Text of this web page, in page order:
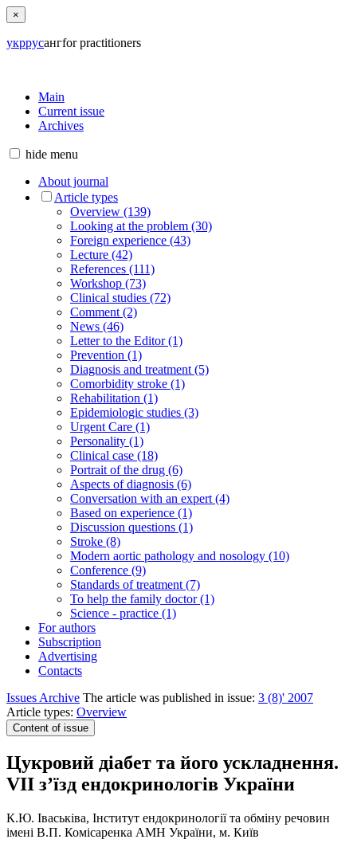
×
укррусангfor practitioners
Main
Current issue
Archives
hide menu
About journal
Article types
Overview (139)
Looking at the problem (30)
Foreign experience (43)
Lecture (42)
References (111)
Workshop (73)
Clinical studies (72)
Comment (2)
News (46)
Letter to the Editor (1)
Prevention (1)
Diagnosis and treatment (5)
Comorbidity stroke (1)
Rehabilitation (1)
Epidemiologic studies (3)
Urgent Care (1)
Personality (1)
Clinical case (18)
Portrait of the drug (6)
Aspects of diagnosis (6)
Conversation with an expert (4)
Based on experience (1)
Discussion questions (1)
Stroke (8)
Modern aortic pathology and nosology (10)
Conference (9)
Standards of treatment (7)
To help the family doctor (1)
Science - practice (1)
For authors
Subscription
Advertising
Contacts
Issues Archive The article was published in issue: 3 (8)' 2007
Article types: Overview
Content of issue
Цукровий діабет та його ускладнення.
VII з’їзд ендокринологів України
К.Ю. Іваськіва, Інститут ендокринології та обміну речовин
імені В.П. Комісаренка АМН України, м. Київ